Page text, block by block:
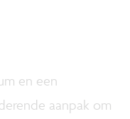
en een
aanpak om